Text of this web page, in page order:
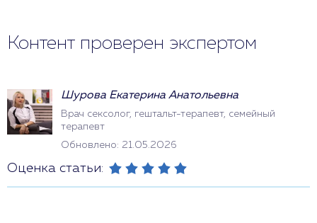
Контент проверен экспертом
Шурова Екатерина Анатольевна
Врач сексолог, гештальт-терапевт, семейный
терапевт
Обновлено: 21.05.2026
Оценка статьи: